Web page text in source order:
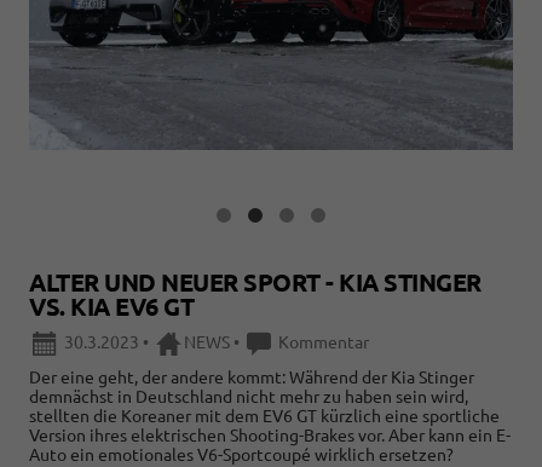
ALTER UND NEUER SPORT - KIA STINGER
VS. KIA EV6 GT
30.3.2023 • NEWS •
Kommentar
Der eine geht, der andere kommt: Während der Kia Stinger
demnächst in Deutschland nicht mehr zu haben sein wird,
stellten die Koreaner mit dem EV6 GT kürzlich eine sportliche
Version ihres elektrischen Shooting-Brakes vor. Aber kann ein E-
Auto ein emotionales V6-Sportcoupé wirklich ersetzen?